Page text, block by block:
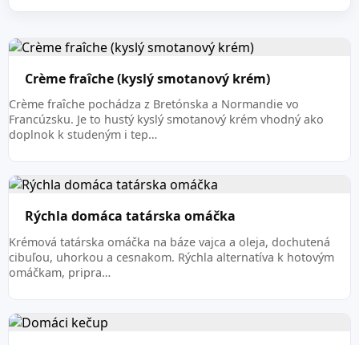
Crème fraîche (kyslý smotanový krém)
Crème fraîche pochádza z Bretónska a Normandie vo
Francúzsku. Je to hustý kyslý smotanový krém vhodný ako
doplnok k studeným i tep…
Rýchla domáca tatárska omáčka
Krémová tatárska omáčka na báze vajca a oleja, dochutená
cibuľou, uhorkou a cesnakom. Rýchla alternatíva k hotovým
omáčkam, pripra…